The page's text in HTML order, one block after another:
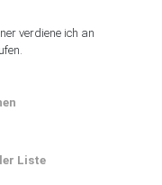
verdiene ich an
Liste